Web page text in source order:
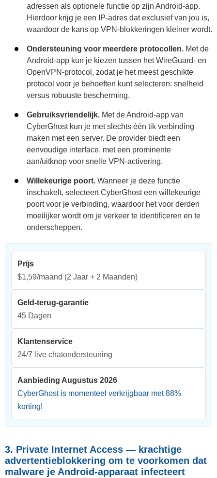
adressen als optionele functie op zijn Android-app.
Hierdoor krijg je een IP-adres dat exclusief van jou is,
waardoor de kans op VPN-blokkeringen kleiner wordt.
Ondersteuning voor meerdere protocollen. Met de
Android-app kun je kiezen tussen het WireGuard- en
OpenVPN-protocol, zodat je het meest geschikte
protocol voor je behoeften kunt selecteren: snelheid
versus robuuste bescherming.
Gebruiksvriendelijk. Met de Android-app van
CyberGhost kun je met slechts één tik verbinding
maken met een server. De provider biedt een
eenvoudige interface, met een prominente
aan/uitknop voor snelle VPN-activering.
Willekeurige poort. Wanneer je deze functie
inschakelt, selecteert CyberGhost een willekeurige
poort voor je verbinding, waardoor het voor derden
moeilijker wordt om je verkeer te identificeren en te
onderscheppen.
Prijs
$1,59/maand (2 Jaar + 2 Maanden)
Geld-terug-garantie
45 Dagen
Klantenservice
24/7 live chatondersteuning
Aanbieding Augustus 2026
CyberGhost is momenteel verkrijgbaar met88%
korting!
3. Private Internet Access — krachtige
advertentieblokkering om te voorkomen dat
malware je Android-apparaat infecteert